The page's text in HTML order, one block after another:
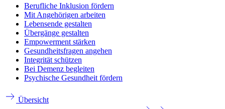
Berufliche Inklusion fördern
Mit Angehörigen arbeiten
Lebensende gestalten
Übergänge gestalten
Empowerment stärken
Gesundheitsfragen angehen
Integrität schützen
Bei Demenz begleiten
Psychische Gesundheit fördern
Übersicht